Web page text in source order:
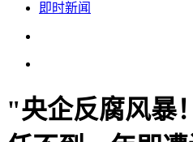
即时新闻
"央企反腐风暴